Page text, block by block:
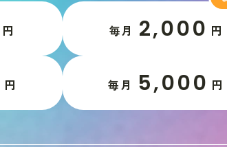
円 毎月 2,000 円
円 毎月 5,000 円